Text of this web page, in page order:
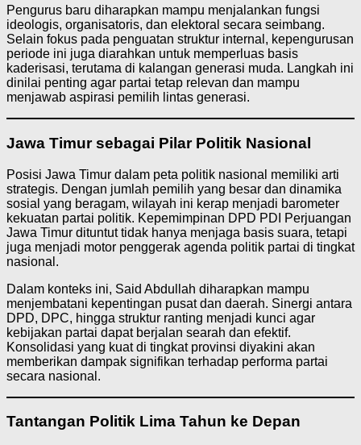
Pengurus baru diharapkan mampu menjalankan fungsi
ideologis, organisatoris, dan elektoral secara seimbang.
Selain fokus pada penguatan struktur internal, kepengurusan
periode ini juga diarahkan untuk memperluas basis
kaderisasi, terutama di kalangan generasi muda. Langkah ini
dinilai penting agar partai tetap relevan dan mampu
menjawab aspirasi pemilih lintas generasi.
Jawa Timur sebagai Pilar Politik Nasional
Posisi Jawa Timur dalam peta politik nasional memiliki arti
strategis. Dengan jumlah pemilih yang besar dan dinamika
sosial yang beragam, wilayah ini kerap menjadi barometer
kekuatan partai politik. Kepemimpinan DPD PDI Perjuangan
Jawa Timur dituntut tidak hanya menjaga basis suara, tetapi
juga menjadi motor penggerak agenda politik partai di tingkat
nasional.
Dalam konteks ini, Said Abdullah diharapkan mampu
menjembatani kepentingan pusat dan daerah. Sinergi antara
DPD, DPC, hingga struktur ranting menjadi kunci agar
kebijakan partai dapat berjalan searah dan efektif.
Konsolidasi yang kuat di tingkat provinsi diyakini akan
memberikan dampak signifikan terhadap performa partai
secara nasional.
Tantangan Politik Lima Tahun ke Depan